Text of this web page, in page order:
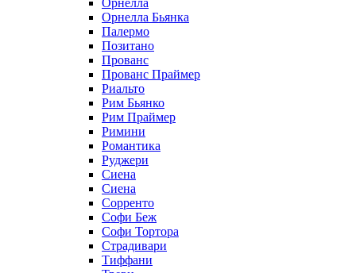
Орнелла Бьянка
Палермо
Позитано
Прованс
Прованс Праймер
Риальто
Рим Бьянко
Рим Праймер
Римини
Романтика
Руджери
Сиена
Сиена
Сорренто
Софи Беж
Софи Тортора
Страдивари
Тиффани